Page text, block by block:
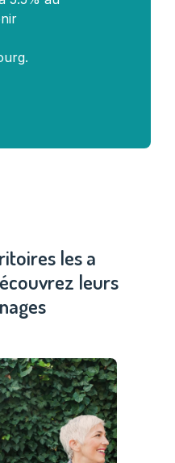
les a
leurs